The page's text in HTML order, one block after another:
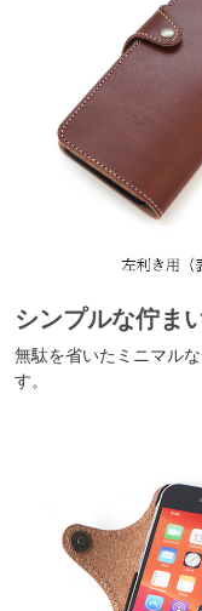
シンプルな佇ま
無駄を省いたミニマル
す。